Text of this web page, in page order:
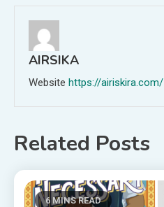
AIRSIKA
Website https://airiskira.com/
Related Posts
6 MINS READ